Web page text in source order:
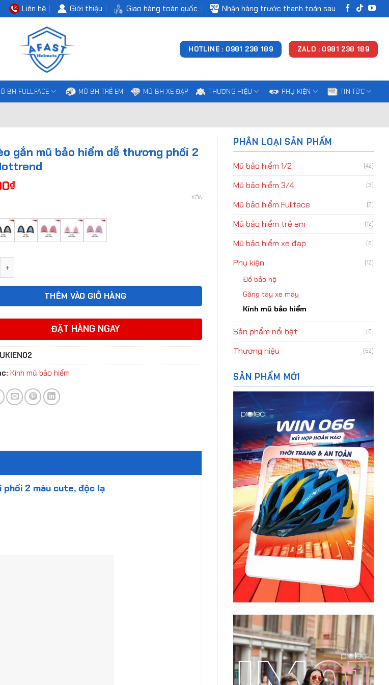
Liên hệ Giới thiệu Giao hàng toàn quốc Nhận hàng trước thanh toán sau
HOTLINE : 0981 238 189 ZALO : 0981 238 189
BH FULLFACE MŨ BH TRẺ EM MŨ BH XE ĐẠP THƯƠNG HIỆU PHỤ KIỆN TIN TỨC
PHÂN LOẠI SẢN PHẨM
Mũ bảo hiểm 1/2 (42)
Mũ bảo hiểm 3/4 (3)
Mũ bảo hiểm Fullface (2)
Mũ bảo hiểm trẻ em (12)
Mũ bảo hiểm xe đạp (6)
Phụ kiện (12)
Đồ bảo hộ
Găng tay xe máy
Kính mũ bảo hiểm
Sản phẩm nổi bật (8)
Thương hiệu (52)
SẢN PHẨM MỚI
gắn mũ bảo hiểm dễ thương phối 2
₫
XÓA
THÊM VÀO GIỎ HÀNG
ĐẶT HÀNG NGAY
Kính mũ bảo hiểm
phối 2 màu cute, độc lạ